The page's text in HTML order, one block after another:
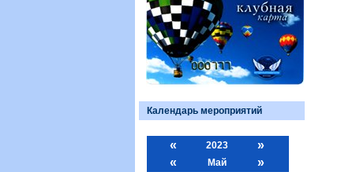
Календарь мероприятий
« 2023
»
«
Май »